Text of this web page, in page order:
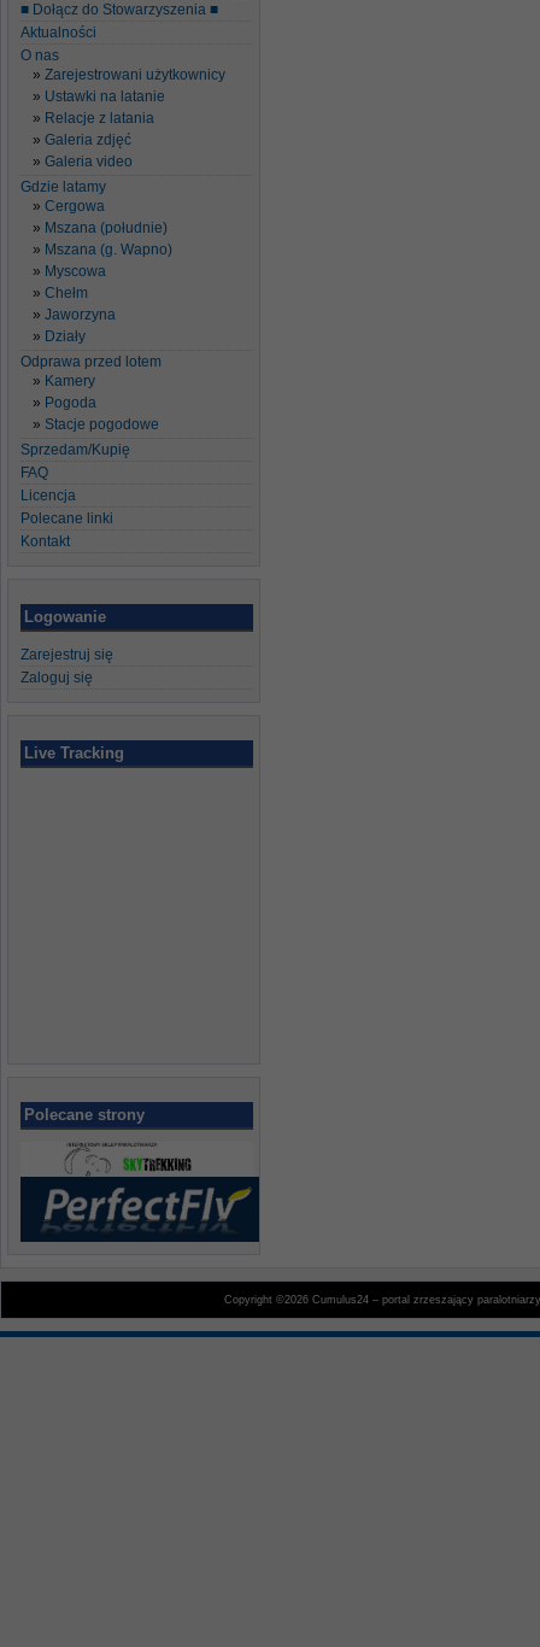
■ Dołącz do Stowarzyszenia ■
Aktualności
O nas
Zarejestrowani użytkownicy
Ustawki na latanie
Relacje z latania
Galeria zdjęć
Galeria video
Gdzie latamy
Cergowa
Mszana (południe)
Mszana (g. Wapno)
Myscowa
Chełm
Jaworzyna
Działy
Odprawa przed lotem
Kamery
Pogoda
Stacje pogodowe
Sprzedam/Kupię
FAQ
Licencja
Polecane linki
Kontakt
Logowanie
Zarejestruj się
Zaloguj się
Live Tracking
Polecane strony
Copyright ©2026 Cumulus24 – portal zrzeszający